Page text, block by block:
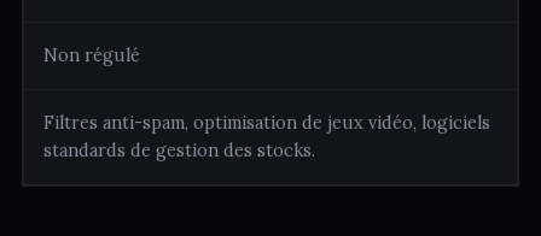
Non régulé
Filtres anti-spam, optimisation de jeux vidéo, logiciels
standards de gestion des stocks.